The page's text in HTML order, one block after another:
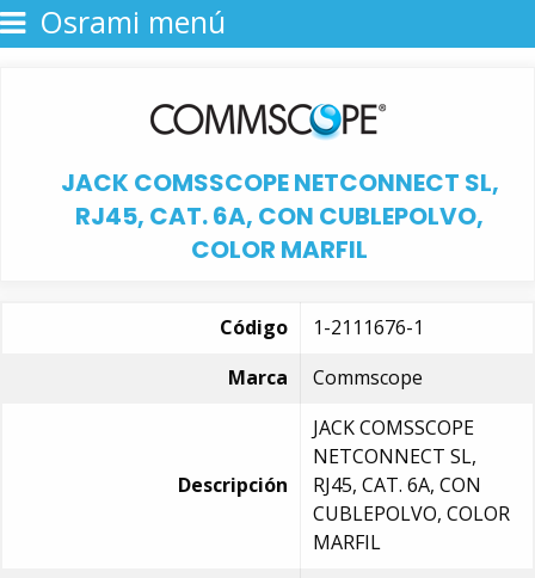
Osrami menú
JACK COMSSCOPE NETCONNECT SL,
RJ45, CAT. 6A, CON CUBLEPOLVO,
COLOR MARFIL
Código
1-2111676-1
Marca
Commscope
Descripción
JACK COMSSCOPE
NETCONNECT SL,
RJ45, CAT. 6A, CON
CUBLEPOLVO, COLOR
MARFIL